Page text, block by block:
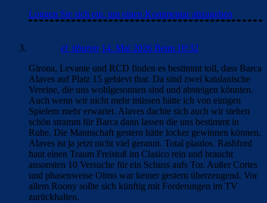
Loggen Sie sich ein, um einen Kommentar abzugeben
el_tiburon 14. Mai 2026 Beim 10:32
Girona, Levante und RCD finden es bestimmt toll, dass Barca
Alaves auf Platz 15 gehievt that. Da sind zwei katalanische
Vereine, die uns wohlgesonnen sind und absteigen könnten.
Auch wenn wir nicht mehr müssen hätte ich von einigen
Spielern mehr erwartet. Alaves dachte sich auch wir stehen
schön stramm für Barca dann lassen die uns bestimmt in
Ruhe. Die Mannschaft gestern hätte locker gewinnen können.
Alaves ist ja jetzt nicht viel gerannt. Total planlos. Rashford
haut einen Traum Freistoß im Clasico rein und braucht
ansonsten 10 Versuche für ein Schuss aufs Tor. Außer Cortes
und phasenweise Olmo war keiner gestern überzeugend. Vor
allem Roony sollte sich künftig mit Forderungen im TV
zurückhalten.